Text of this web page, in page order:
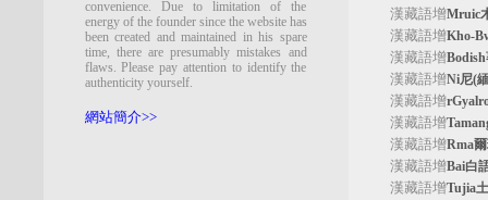
convenience. Due to limitation of the
energy of the founder since the website has
been created and maintained in his spare
time, there are presumably mistakes and
flaws. Please pay attention to identify the
authenticity yourself.
網站簡介>>
漢藏語增Mruic
漢藏語增Kho-
漢藏語增
漢藏語增Ni尼(
漢藏語增
漢藏語增
漢藏語增Rma
漢藏語增Bai白
漢藏語增Tujia